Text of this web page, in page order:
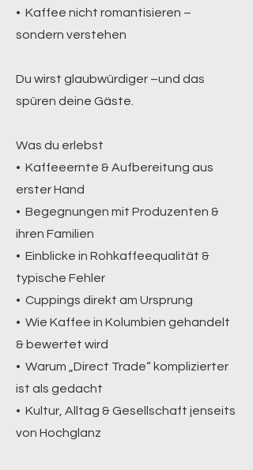
• Kaffee nicht romantisieren –
sondern verstehen
Du wirst glaubwürdiger –und das
spüren deine Gäste.
Was du erlebst
• Kaffeeernte & Aufbereitung aus
erster Hand
• Begegnungen mit Produzenten &
ihren Familien
• Einblicke in Rohkaffeequalität &
typische Fehler
• Cuppings direkt am Ursprung
• Wie Kaffee in Kolumbien gehandelt
& bewertet wird
• Warum „Direct Trade“ komplizierter
ist als gedacht
• Kultur, Alltag & Gesellschaft jenseits
von Hochglanz